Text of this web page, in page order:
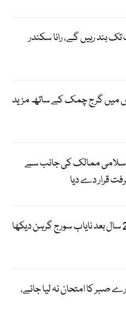
24 اگست تک بند رہیں گے، رانا سکندر
میں گرج چمک کے ساتھ مزید
ممالک کی جانب سے
قرار دے دیا
برطانیہ اور آئرلینڈ میں 27 سال بعد نایاب سورج گرہن دیکھا
صبر کا امتحان نہ لیا جائے،